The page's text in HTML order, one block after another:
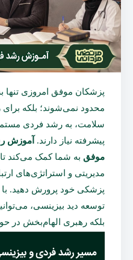
پزشکان موفق امروزی تنها
محدود نمی‌شوند؛ بلکه
سلامت، به رشد فردی
پیشرفته نیاز دارند. آموزش
موفق به شما کمک می‌کند
مدیریتی و استراتژی‌های
پزشکی خود پرورش دهید.
توسعه دید بیزینسی،
بلکه رهبری الهام‌بخش در